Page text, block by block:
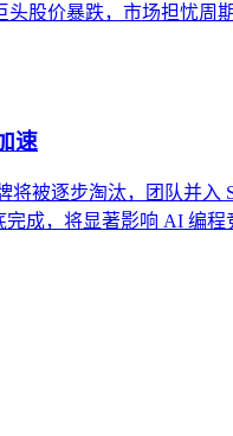
股价暴跌，市场担忧
速
被逐步淘汰，团队并
成，将显著影响 AI 编程